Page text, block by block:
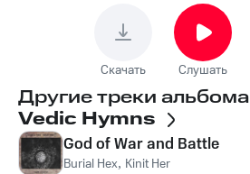
Скачать Слушать
Другие треки альбома
Vedic Hymns
God of War and Battle
Burial Hex, Kinit Her